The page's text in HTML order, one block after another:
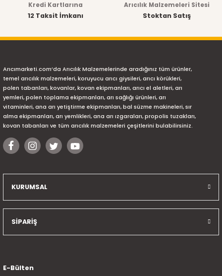
Kredi Kartlarına
12 Taksit İmkanı
Arıcılık Malzemeleri Sitesi
Stoktan Satış
Arıcımarketi.com’da Arıcılık Malzemelerinde aradığınız tüm ürünler,
temel arıcılık malzemeleri, koruyucu arıcı giysileri, arıcı körükleri,
polen tabanları, kovanlar, kovan ekipmanları, arıcı el aletleri, arı
yemleri, polen toplama ekipmanları, arı sağlığı ürünleri, arı
vitaminleri, ana arı yetiştirme ekipmanları, bal süzme makineleri, sır
alma ekipmanları, arı yemlikleri, ana arı ızgaraları, propolis tuzakları,
kovan tabanları ve tüm arıcılık malzemeleri çeşitlerini bulabilirsiniz.
KURUMSAL
SİPARİŞ
E-Bülten